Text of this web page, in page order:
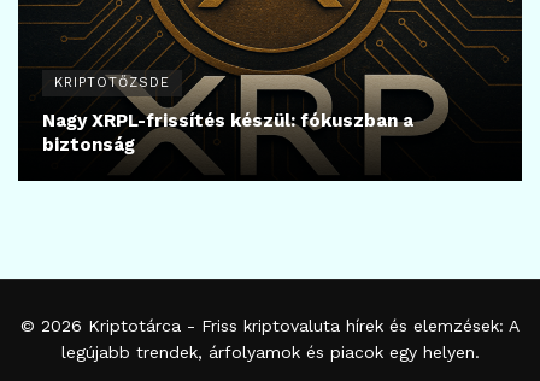
KRIPTOTŐZSDE
Nagy XRPL-frissítés készül: fókuszban a
biztonság
© 2026 Kriptotárca - Friss kriptovaluta hírek és elemzések: A
legújabb trendek, árfolyamok és piacok egy helyen.